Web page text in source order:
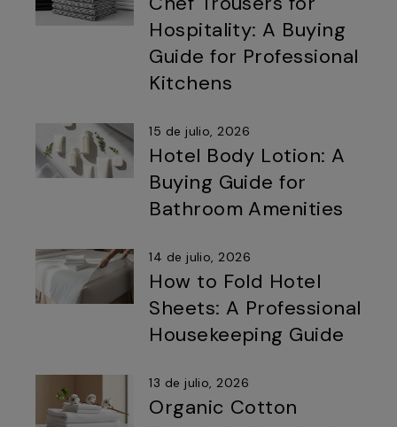
Hospitality: A Buying
Guide for Professional
Kitchens
15 de julio, 2026
Hotel Body Lotion: A
Buying Guide for
Bathroom Amenities
14 de julio, 2026
How to Fold Hotel
Sheets: A Professional
Housekeeping Guide
13 de julio, 2026
Organic Cotton